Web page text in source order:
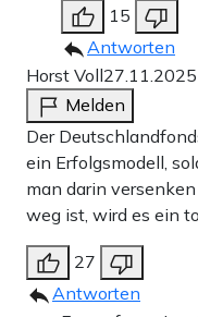
15
Antworten
Horst Voll
Melden
Der
ein Erfolgsmodell,
man darin
weg ist, wird es ein
27
Antworten